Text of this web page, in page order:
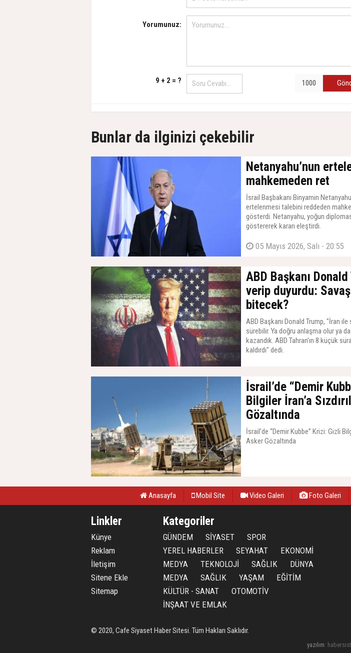
Yorumunuz:
9 + 2 = ?
Bunlar da ilginizi çekebilir
Netanyahu’nun
mahkemeden ret
İsrail Başbakanı Binyamin
ertelenmesi talebini reddeden
gösterdi. Netanyahu, yoğun
göstererek kararı eleştirdi.
05 Mayıs 2026, Salı - 20:55
ABD Başkanı
verip duyurdu:
bitecek?
ABD Başkanı Donald Trump, "İran
sürebilir. Ya doğru anlaşma olur ya
kazandık. ABD Tahran'ın 8 küçük
kaldırdı" dedi.
İsrail’de “Demir
Bilgiler İran’a
Gözaltında
İsrail’de “Demir Kubbe” Krizi: Gizli
Asker Gözaltında
Anasayfa Mobil Site Video Galeri Foto Galeri
Linkler
Künye
Reklam
İletişim
Sitene Ekle
Sitemap
Kategoriler
GÜNDEM SİYASET
SPOR
YEREL HABERLER
SEYAHAT
EKONOMİ
MEDYA
TEKNOLOJİ SAĞLIK
DÜNYA
MEDYA
SAĞLIK YAŞAM
EĞİTİM
KÜLTÜR - SANAT
OTOMOTİV
İNŞAAT VE EMLAK
© 2020, Cafe Siyaset Haber Sitesi. Tüm Hakları Saklıdır.
yazılım: